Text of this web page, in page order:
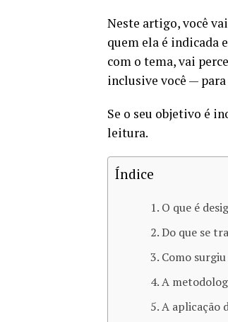
Neste artigo, você
quem ela é indicada
com o tema, vai
inclusive você —
Se o seu objetivo é
leitura.
Índice
O que é
Do que se
Como
A
A aplicação